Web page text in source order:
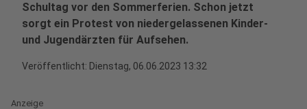
Schultag vor den Sommerferien. Schon jetzt
sorgt ein Protest von niedergelassenen Kinder-
und Jugendärzten für Aufsehen.
Veröffentlicht: Dienstag, 06.06.2023 13:32
Anzeige